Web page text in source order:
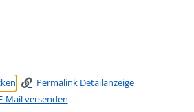
Medienart nach der Sie
Permalink Detailanzeige
Mail versenden